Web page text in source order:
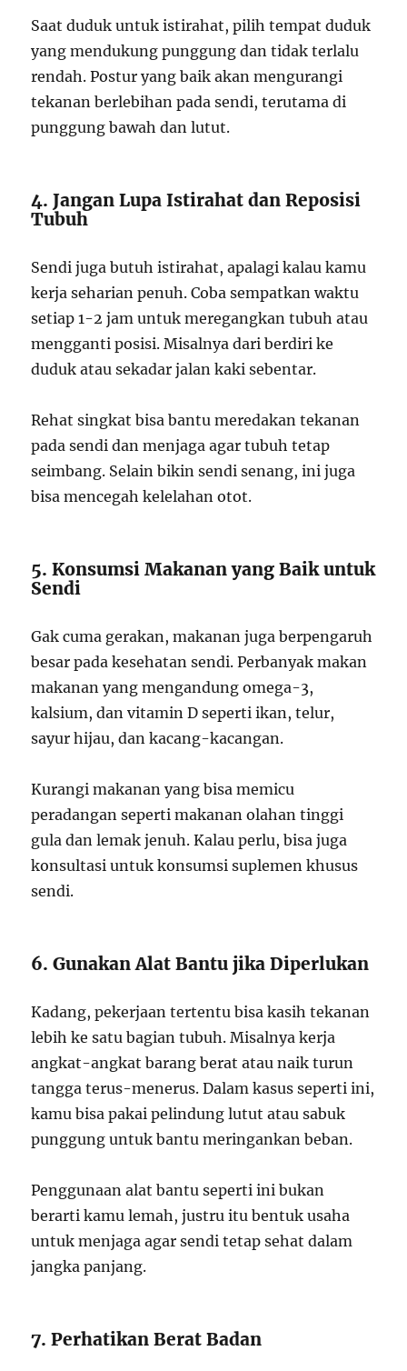
Saat duduk untuk istirahat, pilih tempat duduk
yang mendukung punggung dan tidak terlalu
rendah. Postur yang baik akan mengurangi
tekanan berlebihan pada sendi, terutama di
punggung bawah dan lutut.
4. Jangan Lupa Istirahat dan Reposisi
Tubuh
Sendi juga butuh istirahat, apalagi kalau kamu
kerja seharian penuh. Coba sempatkan waktu
setiap 1-2 jam untuk meregangkan tubuh atau
mengganti posisi. Misalnya dari berdiri ke
duduk atau sekadar jalan kaki sebentar.
Rehat singkat bisa bantu meredakan tekanan
pada sendi dan menjaga agar tubuh tetap
seimbang. Selain bikin sendi senang, ini juga
bisa mencegah kelelahan otot.
5. Konsumsi Makanan yang Baik untuk
Sendi
Gak cuma gerakan, makanan juga berpengaruh
besar pada kesehatan sendi. Perbanyak makan
makanan yang mengandung omega-3,
kalsium, dan vitamin D seperti ikan, telur,
sayur hijau, dan kacang-kacangan.
Kurangi makanan yang bisa memicu
peradangan seperti makanan olahan tinggi
gula dan lemak jenuh. Kalau perlu, bisa juga
konsultasi untuk konsumsi suplemen khusus
sendi.
6. Gunakan Alat Bantu jika Diperlukan
Kadang, pekerjaan tertentu bisa kasih tekanan
lebih ke satu bagian tubuh. Misalnya kerja
angkat-angkat barang berat atau naik turun
tangga terus-menerus. Dalam kasus seperti ini,
kamu bisa pakai pelindung lutut atau sabuk
punggung untuk bantu meringankan beban.
Penggunaan alat bantu seperti ini bukan
berarti kamu lemah, justru itu bentuk usaha
untuk menjaga agar sendi tetap sehat dalam
jangka panjang.
7. Perhatikan Berat Badan